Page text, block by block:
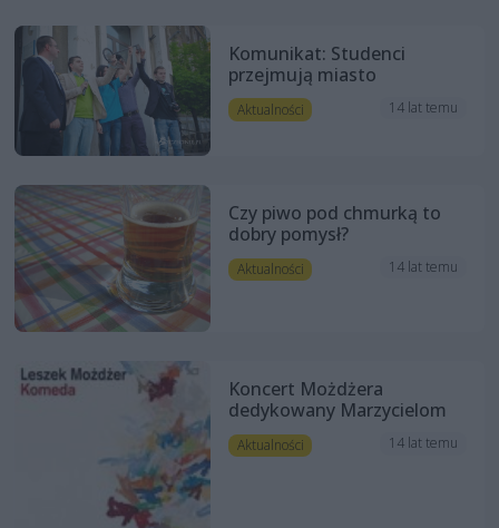
Komunikat: Studenci
przejmują miasto
Aktualności 14 lat temu
Czy piwo pod chmurką to
dobry pomysł?
Aktualności 14 lat temu
Koncert Możdżera
dedykowany Marzycielom
Aktualności 14 lat temu